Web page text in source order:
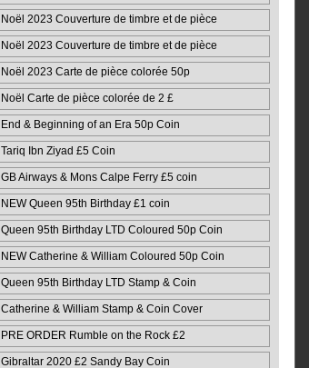
Noël 2023 Couverture de timbre et de pièce
de 50p
Noël 2023 Couverture de timbre et de pièce
de 2 £
Noël 2023 Carte de pièce colorée 50p
Noël Carte de pièce colorée de 2 £
End & Beginning of an Era 50p Coin
Tariq Ibn Ziyad £5 Coin
GB Airways & Mons Calpe Ferry £5 coin
NEW Queen 95th Birthday £1 coin
Queen 95th Birthday LTD Coloured 50p Coin
NEW Catherine & William Coloured 50p Coin
Queen 95th Birthday LTD Stamp & Coin
Cover
Catherine & William Stamp & Coin Cover
PRE ORDER Rumble on the Rock £2
Coloured Coin Card
Gibraltar 2020 £2 Sandy Bay Coin